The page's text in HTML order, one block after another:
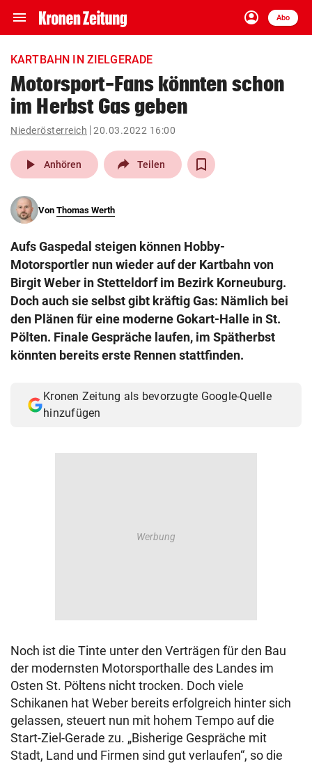
menu Navigation
ein-/ausklappen
account_circle
Anmelden
Abo
close Schließen
account_circle Anmelden
pin_drop
Wien arrow_right
search
eingeben
© Krone Multimedia GmbH & Co KG 2026
Muthgasse 2, 1190 Wien
KARTBAHN IN ZIELGERADE
Motorsport-Fans könnten schon
im Herbst Gas geben
Niederösterreich 20.03.2022 16:00
play_arrow Anhören Teilen
Von Thomas Werth
Aufs Gaspedal steigen können Hobby-
Motorsportler nun wieder auf der Kartbahn von
Birgit Weber in Stetteldorf im Bezirk Korneuburg.
Doch auch sie selbst gibt kräftig Gas: Nämlich bei
den Plänen für eine moderne Gokart-Halle in St.
Pölten. Finale Gespräche laufen, im Spätherbst
könnten bereits erste Rennen stattfinden.
Kronen Zeitung als bevorzugte Google-Quelle
hinzufügen
Noch ist die Tinte unter den Verträgen für den Bau
der modernsten Motorsporthalle des Landes im
Osten St. Pöltens nicht trocken. Doch viele
Schikanen hat Weber bereits erfolgreich hinter sich
gelassen, steuert nun mit hohem Tempo auf die
Start-Ziel-Gerade zu. „Bisherige Gespräche mit
Stadt, Land und Firmen sind gut verlaufen“, so die